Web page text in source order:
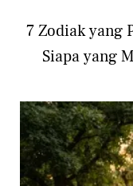
7 Zodiak yang
Siapa yang